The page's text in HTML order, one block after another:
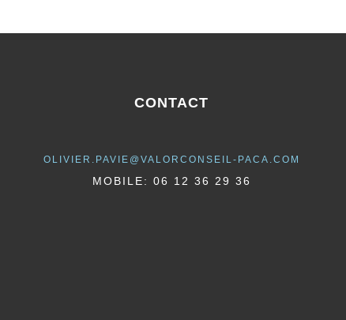
CONTACT
OLIVIER.PAVIE@VALORCONSEIL-PACA.COM
MOBILE: 06 12 36 29 36